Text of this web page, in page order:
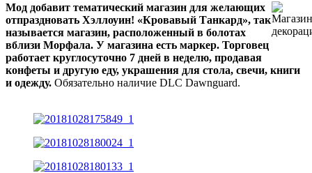
Мод добавит тематический магазин для желающих
отпраздновать Хэллоуин! «Кровавый Танкард», так
называется магазин, расположенный в болотах
вблизи Морфала. У магазина есть маркер. Торговец
работает круглосуточно 7 дней в неделю, продавая
конфеты и другую еду, украшения для стола, свечи, книги
и одежду. Обязательно наличие DLC Dawnguard.